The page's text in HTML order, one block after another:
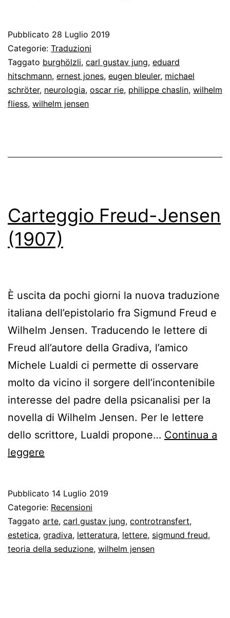
neurologo
a
neurologo
Pubblicato 28 Luglio 2019
Categorie: Traduzioni
Taggato burghölzli, carl gustav jung, eduard
hitschmann, ernest jones, eugen bleuler, michael
schröter, neurologia, oscar rie, philippe chaslin, wilhelm
fliess, wilhelm jensen
Carteggio Freud-Jensen
(1907)
È uscita da pochi giorni la nuova traduzione
italiana dell’epistolario fra Sigmund Freud e
Wilhelm Jensen. Traducendo le lettere di
Freud all’autore della Gradiva, l’amico
Michele Lualdi ci permette di osservare
molto da vicino il sorgere dell’incontenibile
interesse del padre della psicanalisi per la
novella di Wilhelm Jensen. Per le lettere
dello scrittore, Lualdi propone… Continua a
leggere
(1907)
Pubblicato 14 Luglio 2019
Categorie: Recensioni
Taggato arte, carl gustav jung, controtransfert,
estetica, gradiva, letteratura, lettere, sigmund freud,
teoria della seduzione, wilhelm jensen